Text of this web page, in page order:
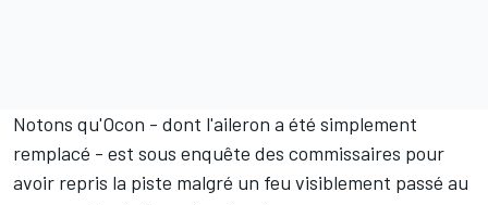
Notons qu'Ocon - dont l'aileron a été simplement
remplacé - est sous enquête des commissaires pour
avoir repris la piste malgré un feu visiblement passé au